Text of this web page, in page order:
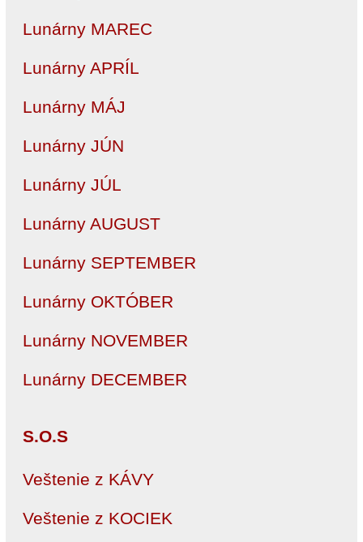
Lunárny MAREC
Lunárny APRÍL
Lunárny MÁJ
Lunárny JÚN
Lunárny JÚL
Lunárny AUGUST
Lunárny SEPTEMBER
Lunárny OKTÓBER
Lunárny NOVEMBER
Lunárny DECEMBER
S.O.S
Veštenie z KÁVY
Veštenie z KOCIEK